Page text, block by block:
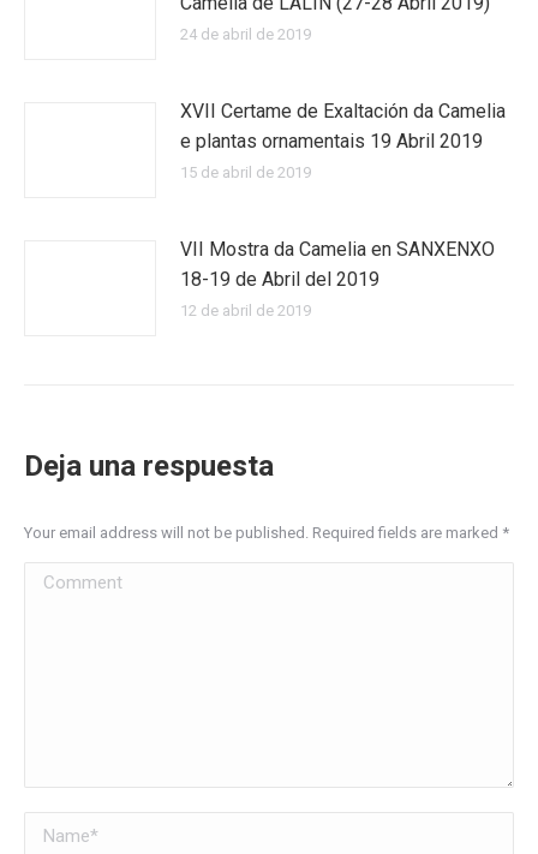
24 de abril de 2019
XVII Certame de Exaltación da Camelia
e plantas ornamentais 19 Abril 2019
15 de abril de 2019
VII Mostra da Camelia en SANXENXO
18-19 de Abril del 2019
12 de abril de 2019
Deja una respuesta
Your email address will not be published. Required fields are marked *
Comment
Name *